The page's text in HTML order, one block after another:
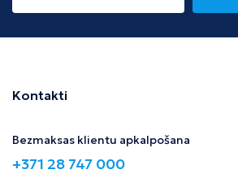
Kontakti
Bezmaksas klientu apkalpošana
+371 28 747 000